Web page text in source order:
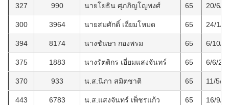
327 990 นายโยธิน ศุภภิญโญพงศ์ 65 20/6/
300 3964 นายสมศักดิ์ เอี่ยมโหมด 65 24/1/
394 8174 นางชันษา กองพรม 65 6/10/
375 1883 นางรัตติกร เอี่ยมแสงจันทร์ 65 6/6/
370 933 น.ส.นิภา สมิตชาติ 65 11/5/
443 6783 น.ส.แสงจันทร์ เพ็ชรแก้ว 65 16/9/